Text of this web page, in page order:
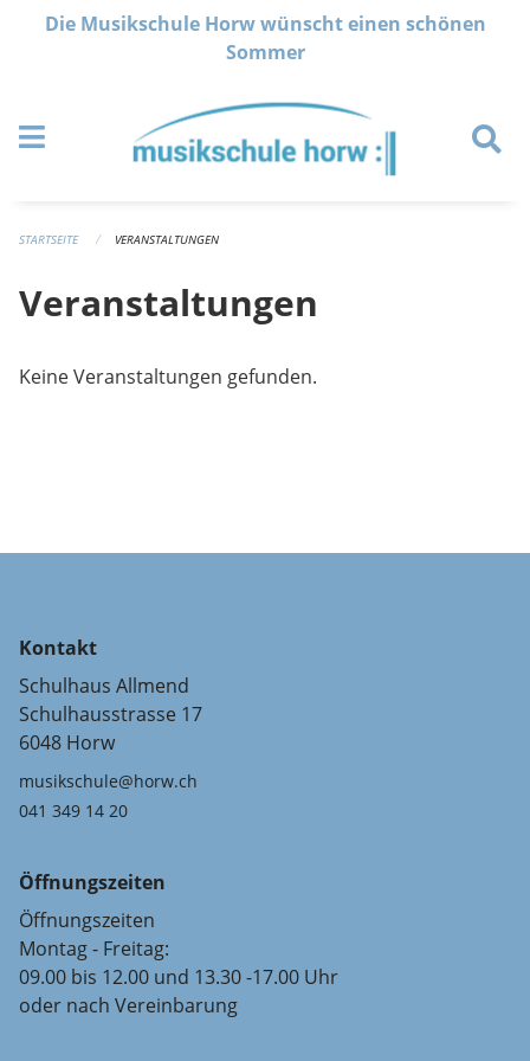
Navigation überspringen
Die Musikschule Horw wünscht einen schönen
Sommer
STARTSEITE VERANSTALTUNGEN
Veranstaltungen
Keine Veranstaltungen gefunden.
Kontakt
Schulhaus Allmend
Schulhausstrasse 17
6048 Horw
musikschule@horw.ch
041 349 14 20
Öffnungszeiten
Öffnungszeiten
Montag - Freitag:
09.00 bis 12.00 und 13.30 -17.00 Uhr
oder nach Vereinbarung